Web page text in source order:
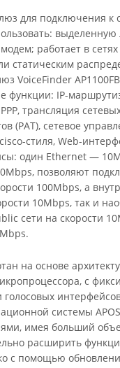
для подключения к
выделенную
работает в сетях
статическим
VoiceFinder
функции: IP-
трансляция
(PAT), сетевое
стиля, Web-
один Ethernet —
позволяют
100Mbps, а
10Mbps, так и
сети на скорости
на основе
с
системы
имея больший
расширить
с помощью